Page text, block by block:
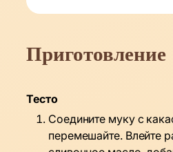
Приготовление
Тесто
Соедините муку с
перемешайте. Влейте